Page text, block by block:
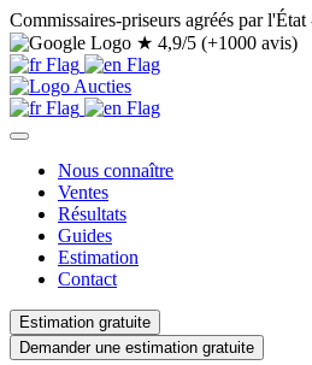
Commissaires-priseurs agréés par
★ 4,9/5 (+1000 avis)
Nous connaître
Ventes
Résultats
Guides
Estimation
Contact
Estimation gratuite
Demander une estimation gratuite